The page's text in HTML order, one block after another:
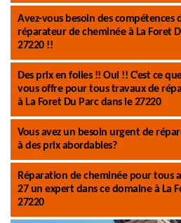
Avez-vous besoin des compétences
réparateur de cheminée à La Foret
27220 !!
Des prix en folies !! Oui !! C’est ce
vous offre pour tous travaux de
à La Foret Du Parc dans le 27220
Vous avez un besoin urgent de
à des prix abordables?
Réparation de cheminée pour tous
27 un expert dans ce domaine à La
27220